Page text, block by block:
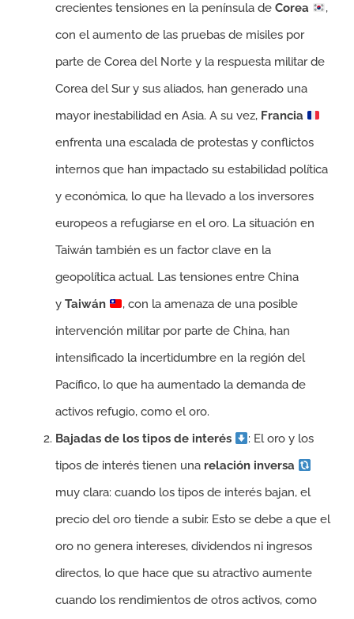
crecientes tensiones en la península de Corea
,
con el aumento de las pruebas de misiles por
parte de Corea del Norte y la respuesta militar de
Corea del Sur y sus aliados, han generado una
mayor inestabilidad en Asia. A su vez, Francia
enfrenta una escalada de protestas y conflictos
internos que han impactado su estabilidad política
y económica, lo que ha llevado a los inversores
europeos a refugiarse en el oro. La situación en
Taiwán también es un factor clave en la
geopolítica actual. Las tensiones entre China
y Taiwán
, con la amenaza de una posible
intervención militar por parte de China, han
intensificado la incertidumbre en la región del
Pacífico, lo que ha aumentado la demanda de
activos refugio, como el oro.
Bajadas de los tipos de interés
: El oro y los
tipos de interés tienen una relación inversa
muy clara: cuando los tipos de interés bajan, el
precio del oro tiende a subir. Esto se debe a que el
oro no genera intereses, dividendos ni ingresos
directos, lo que hace que su atractivo aumente
cuando los rendimientos de otros activos, como